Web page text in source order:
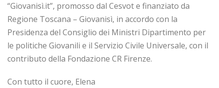
“Giovanisì.it”, promosso dal Cesvot e finanziato da
Regione Toscana – Giovanisì, in accordo con la
Presidenza del Consiglio dei Ministri Dipartimento per
le politiche Giovanili e il Servizio Civile Universale, con il
contributo della Fondazione CR Firenze.
Con tutto il cuore, Elena